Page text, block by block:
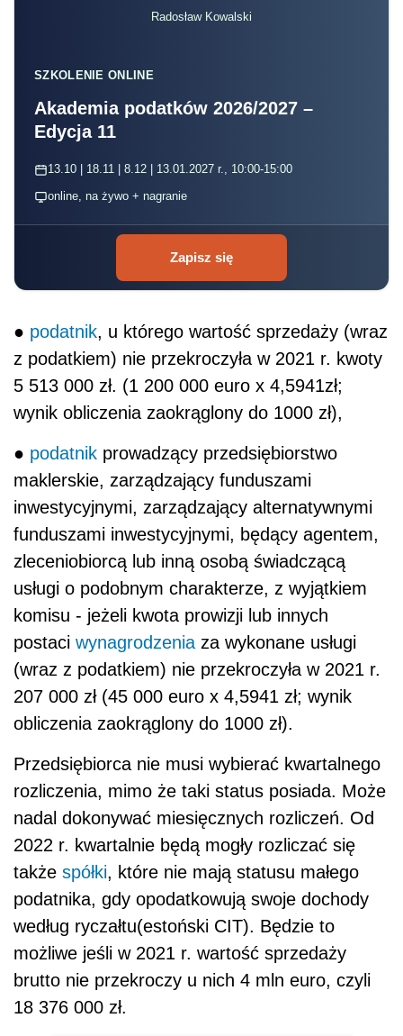
Radosław Kowalski
SZKOLENIE ONLINE
Akademia podatków 2026/2027 –
Edycja 11
13.10 | 18.11 | 8.12 | 13.01.2027 r., 10:00-15:00
online, na żywo + nagranie
Zapisz się
● podatnik, u którego wartość sprzedaży (wraz
z podatkiem) nie przekroczyła w 2021 r. kwoty
5 513 000 zł. (1 200 000 euro x 4,5941zł;
wynik obliczenia zaokrąglony do 1000 zł),
● podatnik prowadzący przedsiębiorstwo
maklerskie, zarządzający funduszami
inwestycyjnymi, zarządzający alternatywnymi
funduszami inwestycyjnymi, będący agentem,
zleceniobiorcą lub inną osobą świadczącą
usługi o podobnym charakterze, z wyjątkiem
komisu - jeżeli kwota prowizji lub innych
postaci wynagrodzenia za wykonane usługi
(wraz z podatkiem) nie przekroczyła w 2021 r.
207 000 zł (45 000 euro x 4,5941 zł; wynik
obliczenia zaokrąglony do 1000 zł).
Przedsiębiorca nie musi wybierać kwartalnego
rozliczenia, mimo że taki status posiada. Może
nadal dokonywać miesięcznych rozliczeń. Od
2022 r. kwartalnie będą mogły rozliczać się
także spółki, które nie mają statusu małego
podatnika, gdy opodatkowują swoje dochody
według ryczałtu(estoński CIT). Będzie to
możliwe jeśli w 2021 r. wartość sprzedaży
brutto nie przekroczy u nich 4 mln euro, czyli
18 376 000 zł.